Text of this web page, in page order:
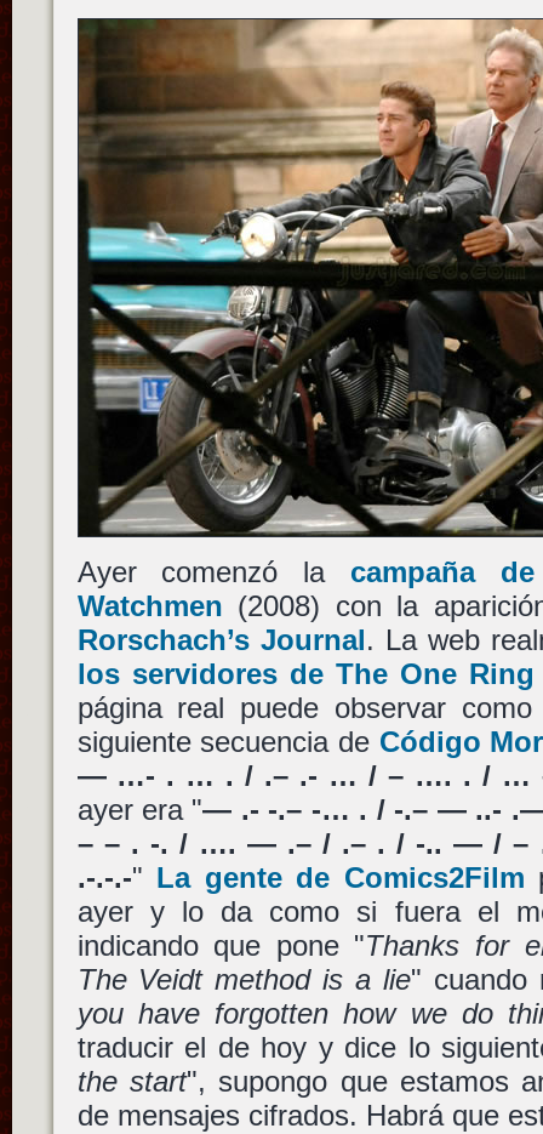
Ayer comenzó la campaña
Watchmen (2008) con la
Rorschach’s Journal. La web
los servidores de The One Ring
página real puede observar
siguiente secuencia de Código
— …- . … . / .– .- … / – …. . / … –
ayer era "— .- -.– -… . / -.– — ..-
– – . -. / …. — .– / .– . / -.. — / –
.-.-.-" La gente de Comics2Film
ayer y lo da como si fuera el
indicando que pone "Thanks for
The Veidt method is a lie" cuando
you have forgotten how we do
traducir el de hoy y dice lo
the start", supongo que estamos
de mensajes cifrados. Habrá que